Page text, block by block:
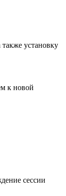
установку
к новой
сессии